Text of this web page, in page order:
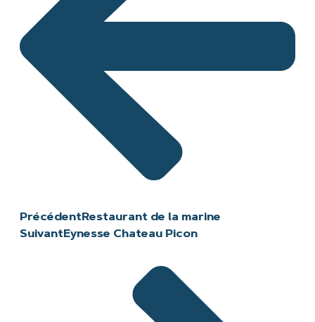
PrécédentRestaurant de la marine
SuivantEynesse Chateau Picon